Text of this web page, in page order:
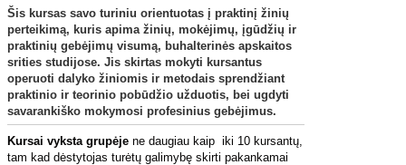
Šis kursas savo turiniu orientuotas į praktinį žinių
perteikimą, kuris apima žinių, mokėjimų, įgūdžių ir
praktinių gebėjimų visumą, buhalterinės apskaitos
srities studijose. Jis skirtas mokyti kursantus
operuoti dalyko žiniomis ir metodais sprendžiant
praktinio ir teorinio pobūdžio užduotis, bei ugdyti
savarankiško mokymosi profesinius gebėjimus.
Kursai vyksta grupėje ne daugiau kaip iki 10 kursantų,
tam kad dėstytojas turėtų galimybę skirti pakankamai